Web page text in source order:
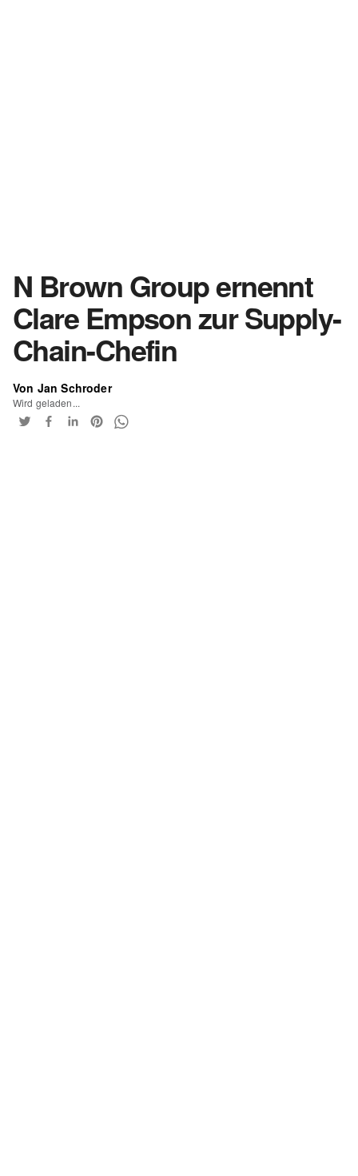
N Brown Group ernennt
Clare Empson zur Supply-
Chain-Chefin
Von Jan Schroder
Wird geladen...